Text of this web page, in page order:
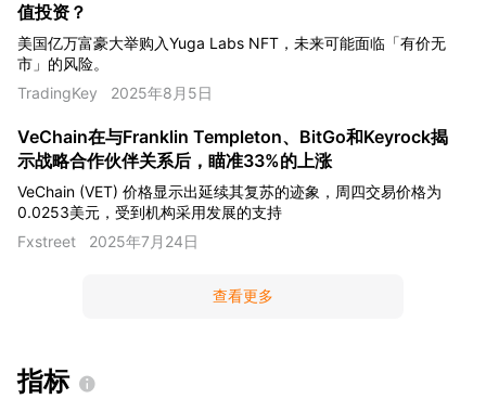
值投资？
美国亿万富豪大举购入Yuga Labs NFT，未来可能面临「有价无
市」的风险。
TradingKey
2025年8月5日
VeChain在与Franklin Templeton、BitGo和Keyrock揭
示战略合作伙伴关系后，瞄准33%的上涨
VeChain (VET) 价格显示出延续其复苏的迹象，周四交易价格为
0.0253美元，受到机构采用发展的支持
Fxstreet
2025年7月24日
查看更多
指标 